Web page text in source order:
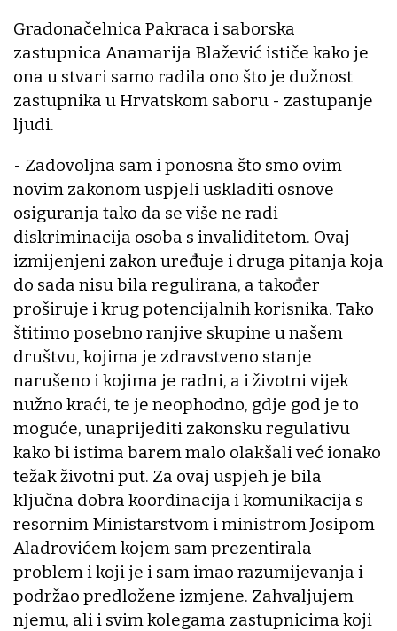
Gradonačelnica Pakraca i saborska
zastupnica Anamarija Blažević ističe kako je
ona u stvari samo radila ono što je dužnost
zastupnika u Hrvatskom saboru - zastupanje
ljudi.
- Zadovoljna sam i ponosna što smo ovim
novim zakonom uspjeli uskladiti osnove
osiguranja tako da se više ne radi
diskriminacija osoba s invaliditetom. Ovaj
izmijenjeni zakon uređuje i druga pitanja koja
do sada nisu bila regulirana, a također
proširuje i krug potencijalnih korisnika. Tako
štitimo posebno ranjive skupine u našem
društvu, kojima je zdravstveno stanje
narušeno i kojima je radni, a i životni vijek
nužno kraći, te je neophodno, gdje god je to
moguće, unaprijediti zakonsku regulativu
kako bi istima barem malo olakšali već ionako
težak životni put. Za ovaj uspjeh je bila
ključna dobra koordinacija i komunikacija s
resornim Ministarstvom i ministrom Josipom
Aladrovićem kojem sam prezentirala
problem i koji je i sam imao razumijevanja i
podržao predložene izmjene. Zahvaljujem
njemu, ali i svim kolegama zastupnicima koji